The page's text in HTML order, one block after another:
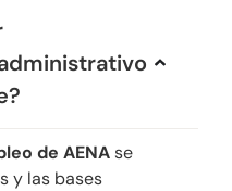
de AENAse
y las bases